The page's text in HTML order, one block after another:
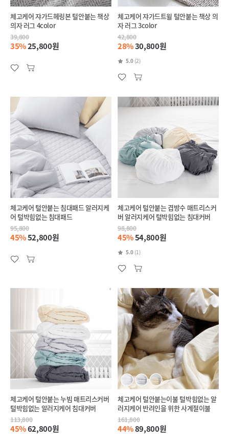
체고케어 쟈가드헤링본 털안붙는 책상
의자 러그 4color
39,800
35%25,800원
체고케어 쟈가드트윌 털안붙는 책상 의
자 러그 3color
42,800
28%30,800원
5.0 (2)
체고케어 털안붙는 침대패드 알러지케
어 털박힘없는 침대패드
95,800
45%52,800원
체고케어 털안붙는 겹방수 매트리스커
버 알러지케어 털박힘없는 침대커버
98,800
45%54,800원
5.0 (1)
체고케어 털안붙는 누빔 매트리스커버
털박힘없는 알러지케어 침대커버
113,800
45%62,800원
체고케어 털안붙는이불 털박힘없는 알
러지케어 반려인을 위한 사계절이불
161,800
44%89,800원